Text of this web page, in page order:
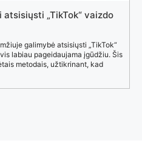
„TikTok“ vaizdo
galimybė atsisiųsti „TikTok“
labiau pageidaujama įgūdžiu. Šis
metodais, užtikrinant, kad